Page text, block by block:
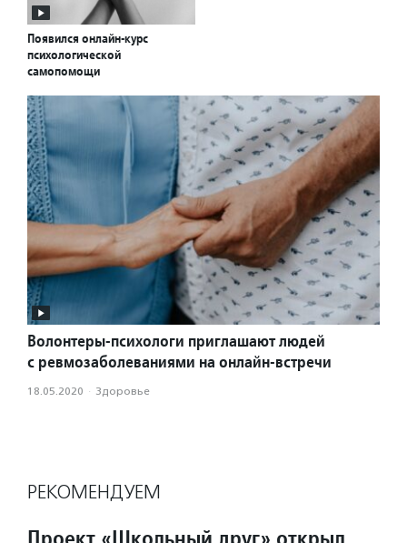
Появился онлайн-курс
психологической
самопомощи
Волонтеры-психологи приглашают людей
с ревмозаболеваниями на онлайн-встречи
18.05.2020 · Здоровье
РЕКОМЕНДУЕМ